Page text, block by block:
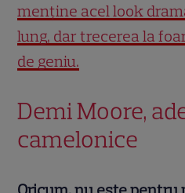
menține acel look
lung, dar trecerea la
de geniu.
Demi Moore,
camelonice